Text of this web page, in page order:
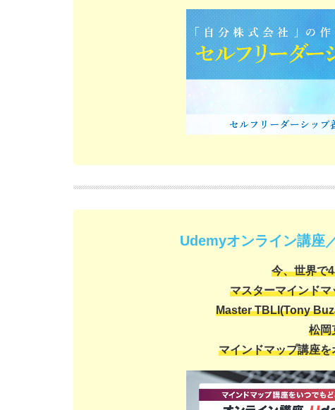
Udemyオンライン講座
今、世界で
マスターマインド
Master TBLI(Tony
松岡
マインドマップ講座